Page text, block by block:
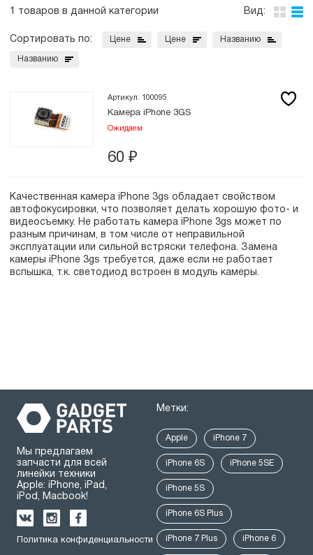
1 товаров в данной категории Вид:
Сортировать по: Цене Цене Названию
Названию
Артикул: 100095
Камера iPhone 3GS
Ожидаем
60 ₽
Качественная камера iPhone 3gs обладает свойством
автофокусировки, что позволяет делать хорошую фото- и
видеосъемку. Не работать камера iPhone 3gs может по
разным причинам, в том числе от неправильной
эксплуатации или сильной встряски телефона. Замена
камеры iPhone 3gs требуется, даже если не работает
вспышка, т.к. светодиод встроен в модуль камеры.
Мы предлагаем
запчасти для всей
линейки техники
Apple: iPhone, iPad,
iPod, Macbook!
Политика конфиденциальности
Метки:
Apple iPhone 7
iPhone 6S iPhone 5SE
iPhone 5S
iPhone 6S Plus
iPhone 7 Plus iPhone 6